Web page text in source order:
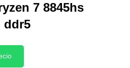
7 8845hs
ddr5